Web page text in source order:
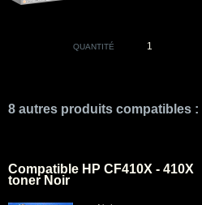
QUANTITÉ
8 autres produits compatibles :
Compatible HP CF410X - 410X
toner Noir